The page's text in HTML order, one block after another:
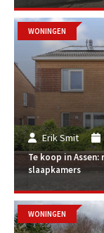
Erik Smit
Te koop in
slaapkamers
WONINGEN
WONINGEN